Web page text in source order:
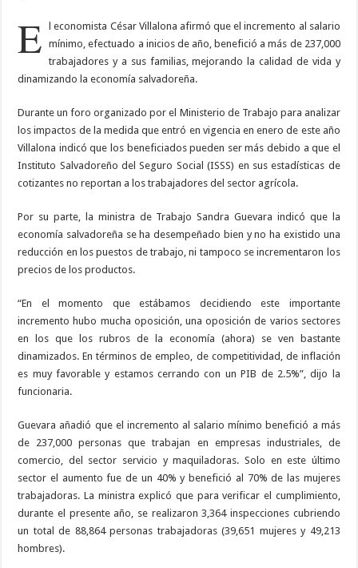
E
l economista César Villalona afirmó que el incremento al salario
mínimo, efectuado a inicios de año, benefició a más de 237,000
trabajadores y a sus familias, mejorando la calidad de vida y
dinamizando la economía salvadoreña.
Durante un foro organizado por el Ministerio de Trabajo para analizar
los impactos de la medida que entró en vigencia en enero de este año
Villalona indicó que los beneficiados pueden ser más debido a que el
Instituto Salvadoreño del Seguro Social (ISSS) en sus estadísticas de
cotizantes no reportan a los trabajadores del sector agrícola.
Por su parte, la ministra de Trabajo Sandra Guevara indicó que la
economía salvadoreña se ha desempeñado bien y no ha existido una
reducción en los puestos de trabajo, ni tampoco se incrementaron los
precios de los productos.
“En el momento que estábamos decidiendo este importante
incremento hubo mucha oposición, una oposición de varios sectores
en los que los rubros de la economía (ahora) se ven bastante
dinamizados. En términos de empleo, de competitividad, de inflación
es muy favorable y estamos cerrando con un PIB de 2.5%”, dijo la
funcionaria.
Guevara añadió que el incremento al salario mínimo benefició a más
de 237,000 personas que trabajan en empresas industriales, de
comercio, del sector servicio y maquiladoras. Solo en este último
sector el aumento fue de un 40% y benefició al 70% de las mujeres
trabajadoras. La ministra explicó que para verificar el cumplimiento,
durante el presente año, se realizaron 3,364 inspecciones cubriendo
un total de 88,864 personas trabajadoras (39,651 mujeres y 49,213
hombres).